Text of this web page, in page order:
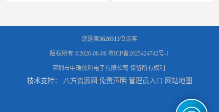
您是第3626513位访客
版权所有 ©2026-08-06 粤ICP备2025424742号-1
深圳市中瑞仪科电子有限公司 保留所有权利.
技术支持： 八方资源网 免责声明 管理员入口 网站地图